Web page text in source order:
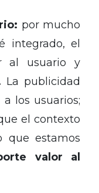
por mucho
integrado, el
al usuario y
La publicidad
los usuarios;
el contexto
que estamos
valor al